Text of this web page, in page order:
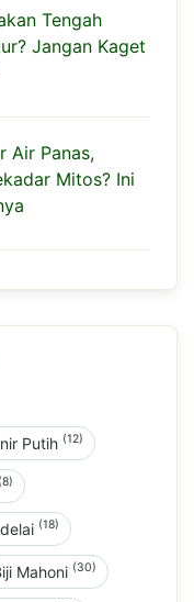
Tengah
Jangan Kaget
Air Panas,
Mitos? Ini
Putih (12)
(8)
(18)
Mahoni (30)